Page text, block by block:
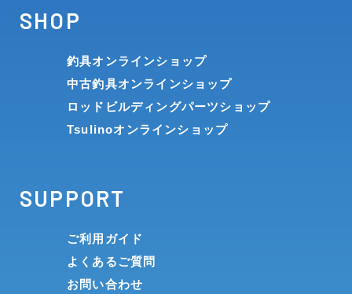
SHOP
釣具オンラインショップ
中古釣具オンラインショップ
ロッドビルディングパーツショップ
Tsulinoオンラインショップ
SUPPORT
ご利用ガイド
よくあるご質問
お問い合わせ